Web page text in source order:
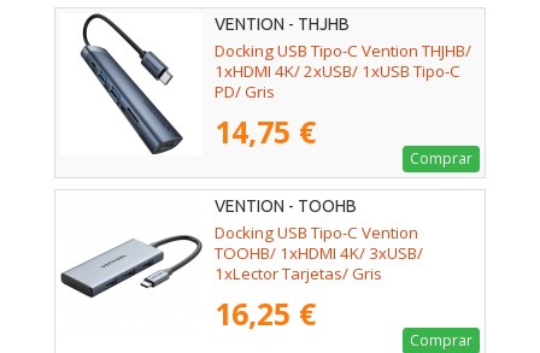
VENTION - THJHB
Docking USB Tipo-C Vention THJHB/
1xHDMI 4K/ 2xUSB/ 1xUSB Tipo-C
PD/ Gris
14,75 €
Comprar
VENTION - TOOHB
Docking USB Tipo-C Vention
TOOHB/ 1xHDMI 4K/ 3xUSB/
1xLector Tarjetas/ Gris
16,25 €
Comprar